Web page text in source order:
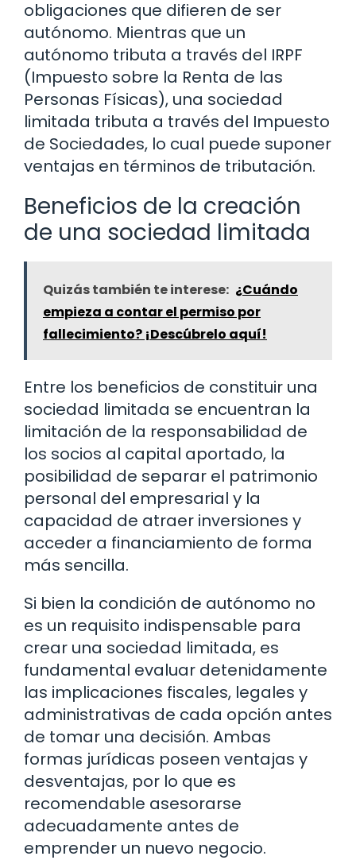
obligaciones que difieren de ser
autónomo. Mientras que un
autónomo tributa a través del IRPF
(Impuesto sobre la Renta de las
Personas Físicas), una sociedad
limitada tributa a través del Impuesto
de Sociedades, lo cual puede suponer
ventajas en términos de tributación.
Beneficios de la creación
de una sociedad limitada
Quizás también te interese: ¿Cuándo
empieza a contar el permiso por
fallecimiento? ¡Descúbrelo aquí!
Entre los beneficios de constituir una
sociedad limitada se encuentran la
limitación de la responsabilidad de
los socios al capital aportado, la
posibilidad de separar el patrimonio
personal del empresarial y la
capacidad de atraer inversiones y
acceder a financiamiento de forma
más sencilla.
Si bien la condición de autónomo no
es un requisito indispensable para
crear una sociedad limitada, es
fundamental evaluar detenidamente
las implicaciones fiscales, legales y
administrativas de cada opción antes
de tomar una decisión. Ambas
formas jurídicas poseen ventajas y
desventajas, por lo que es
recomendable asesorarse
adecuadamente antes de
emprender un nuevo negocio.